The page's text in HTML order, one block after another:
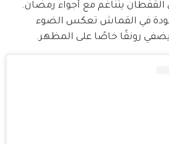
يتناغم مع أجواء رمضان.
في القماش تعكس الضوء
رونقًا خاصًا على المظهر.